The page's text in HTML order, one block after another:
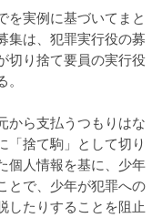
実例に基づいてまと
集は、犯罪実行役の募
切り捨て要員の実行役
から支払うつもりはな
「捨て駒」として切り
個人情報を基に、少年
とで、少年が犯罪への
したりすることを阻止